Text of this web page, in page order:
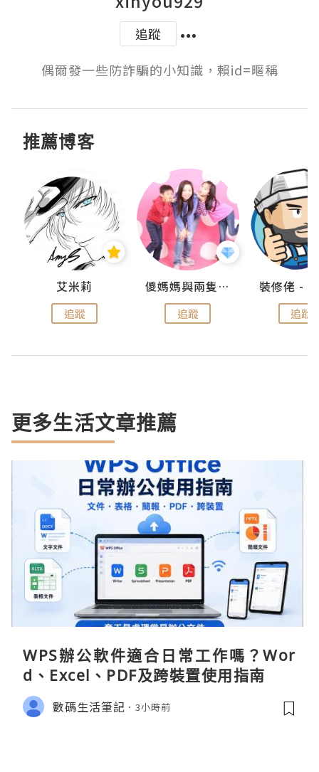
追蹤
偶爾發一些防詐騙的小知識，賴id=暱稱
推薦博客
艾米莉
追蹤
儍媽媽與兩隻小魔怪之家
追蹤 追蹤
更多生活文章推薦
WPS辦公軟件適合日常工作嗎？Wor
d、Excel、PDF及跨裝置使用指南
數碼生活筆記 3小時前